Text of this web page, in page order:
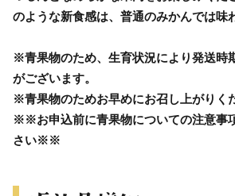
のような新食感は、普通のみかんでは味
※青果物のため、生育状況により発送時
がございます。
※青果物のためお早めにお召し上がりく
※※お申込前に青果物についての注意事
さい※※